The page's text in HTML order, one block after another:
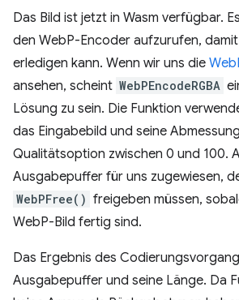
Das Bild ist jetzt in Wasm verfügbar.
den WebP-Encoder aufzurufen,
erledigen kann. Wenn wir uns die
ansehen, scheint WebPEncodeRGBA
Lösung zu sein. Die Funktion
das Eingabebild und seine
Qualitätsoption zwischen 0 und 100.
Ausgabepuffer für uns zugewiesen,
WebPFree() freigeben müssen,
WebP-Bild fertig sind.
Das Ergebnis des
Ausgabepuffer und seine Länge. Da